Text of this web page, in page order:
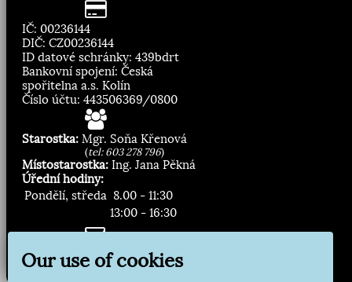
IČ: 00236144
DIČ: CZ00236144
ID datové schránky: 439bdrt
Bankovní spojení: Česká
spořitelna a.s. Kolín
Číslo účtu: 443506369/0800
Starostka: Mgr. Soňa Křenová
(tel: 603 278 796)
Místostarostka: Ing. Jana Pěkná
Úřední hodiny:
Pondělí, středa 8.00 - 11:30
13:00 - 16:30
Zasílání novinek:
Our use of cookies